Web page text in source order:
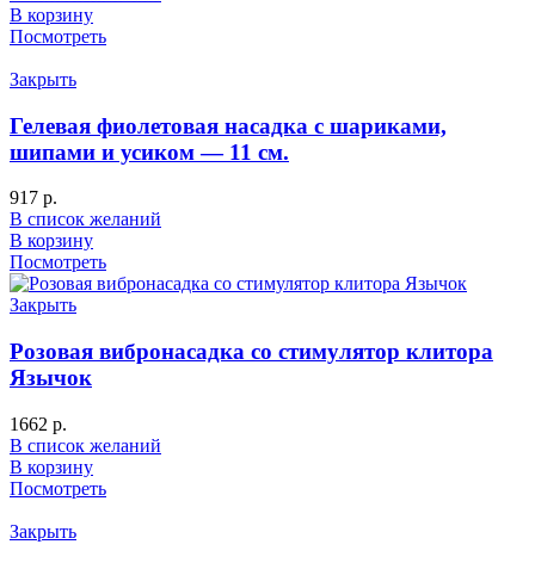
В корзину
Посмотреть
Закрыть
Гелевая фиолетовая насадка с шариками,
шипами и усиком — 11 см.
917 р.
В список желаний
В корзину
Посмотреть
Закрыть
Розовая вибронасадка со стимулятор клитора
Язычок
1662 р.
В список желаний
В корзину
Посмотреть
Закрыть